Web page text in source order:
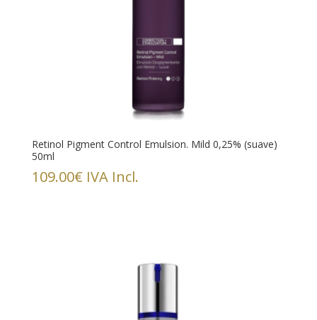
Retinol Pigment Control Emulsion. Mild 0,25% (suave)
50ml
109.00€ IVA Incl.